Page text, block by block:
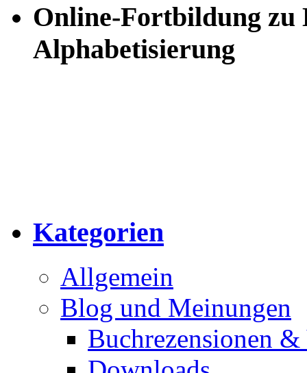
Online-Fortbildung zu
Alphabetisierung
Kategorien
Allgemein
Blog und Meinungen
Buchrezensionen